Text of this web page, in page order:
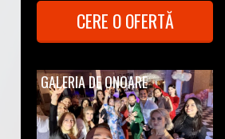
CERE O OFERTĂ
GALERIA DE ONOARE